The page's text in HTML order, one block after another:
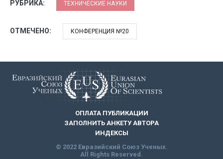
РУБРИКА: ТЕХНИЧЕСКИЕ НАУКИ
ОТМЕЧЕНО: КОНФЕРЕНЦИЯ №20
ОПЛАТА ПУБЛИКАЦИИ
ЗАПОЛНИТЬ АНКЕТУ АВТОРА
ИНДЕКСЫ
© 2022 Евразийский Союз Ученых.
All Rights Reserved.